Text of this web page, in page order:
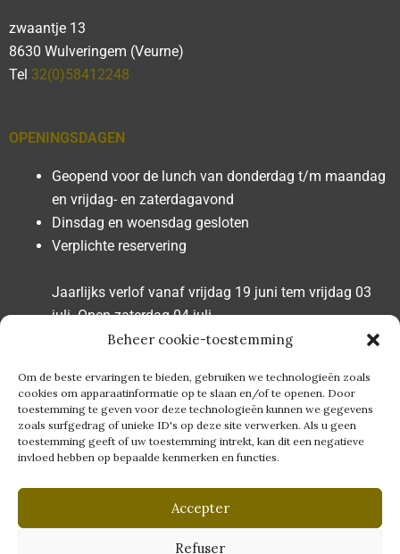
Beheer cookie-toestemming
Om de beste ervaringen te bieden, gebruiken we technologieën zoals
cookies om apparaatinformatie op te slaan en/of te openen. Door
toestemming te geven voor deze technologieën kunnen we gegevens
zoals surfgedrag of unieke ID's op deze site verwerken. Als u geen
toestemming geeft of uw toestemming intrekt, kan dit een negatieve
invloed hebben op bepaalde kenmerken en functies.
Accepter
Refuser
zwaantje 13
8630 Wulveringem (Veurne)
Tel 32(0)58412248
OPENINGSDAGEN
Geopend voor de lunch van donderdag t/m maandag
en vrijdag- en zaterdagavond
Dinsdag en woensdag gesloten
Verplichte reservering
Jaarlijks verlof vanaf vrijdag 19 juni tem vrijdag 03
juli. Open zaterdag 04 juli.
GDPR
Privacybeleid Politique de cookies (UE)
Juridische informatie
SOCIALE NETWERKEN